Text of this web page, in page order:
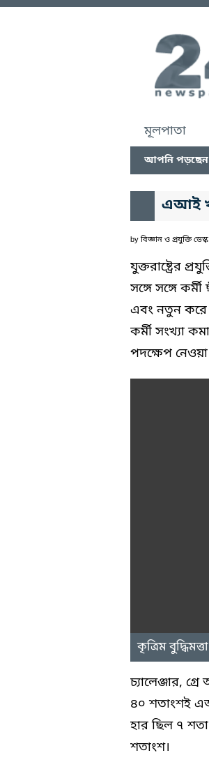
মূলপাতা
আপনি পড়ছেন
এআই
by বিজ্ঞান ও প্রযুক্তি ডেস্ক
যুক্তরাষ্ট্রের
সঙ্গে সঙ্গে
এবং নতুন করে
কর্মী সংখ্যা
পদক্ষেপ নেওয়া
কৃত্রিম
চ্যালেঞ্জার,
৪০ শতাংশই
হার ছিল ৭
শতাংশ।